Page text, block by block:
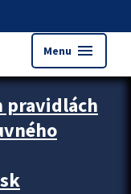
Menu menu
pravidlách